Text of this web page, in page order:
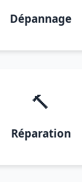
Dépannage
🔨
Réparation